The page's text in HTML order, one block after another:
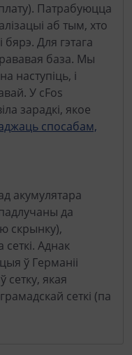
Патрабуюцца
аб тым, хто
бярэ. Для гэтага
база. Мы
наступіць, і
У cFos
зарадкі, якое
спосабам,
акумулятара
да
скрынку),
Аднак
ў Германіі
сетку, якая
сеткі (па